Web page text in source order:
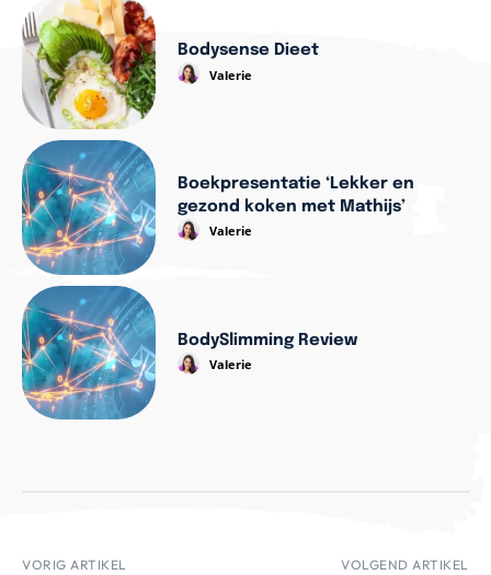
Bodysense Dieet
Valerie
Boekpresentatie ‘Lekker en
gezond koken met Mathijs’
Valerie
BodySlimming Review
Valerie
VORIG ARTIKEL VOLGEND ARTIKEL